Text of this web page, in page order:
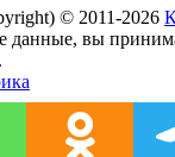
© 2011-2026
данные, вы
.